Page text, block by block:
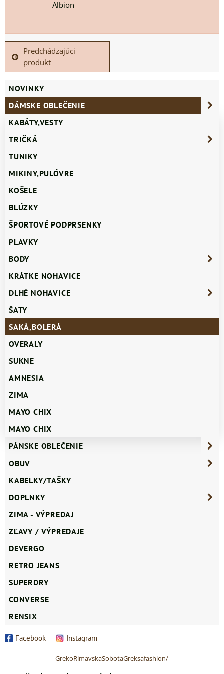
Albion
Predchádzajúci
produkt
NOVINKY
DÁMSKE OBLEČENIE
KABÁTY,VESTY
TRIČKÁ
TUNIKY
MIKINY,PULÓVRE
KOŠELE
BLÚZKY
ŠPORTOVÉ PODPRSENKY
PLAVKY
BODY
KRÁTKE NOHAVICE
DLHÉ NOHAVICE
ŠATY
SAKÁ,BOLERÁ
OVERALY
SUKNE
AMNESIA
ZIMA
MAYO CHIX
MAYO CHIX
PÁNSKE OBLEČENIE
OBUV
KABELKY/TAŠKY
DOPLNKY
ZIMA - VÝPREDAJ
ZĽAVY / VÝPREDAJE
DEVERGO
RETRO JEANS
SUPERDRY
CONVERSE
RENSIX
Facebook Instagram
GrekoRimavskaSobotaGreksafashion/